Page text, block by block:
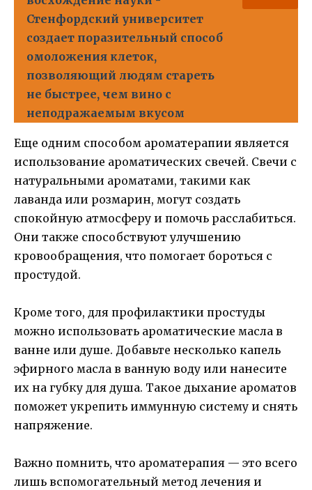
Стенфордский университет
создает поразительный способ
омоложения клеток,
позволяющий людям стареть
не быстрее, чем вино с
неподражаемым вкусом
Еще одним способом ароматерапии является
использование ароматических свечей. Свечи с
натуральными ароматами, такими как
лаванда или розмарин, могут создать
спокойную атмосферу и помочь расслабиться.
Они также способствуют улучшению
кровообращения, что помогает бороться с
простудой.
Кроме того, для профилактики простуды
можно использовать ароматические масла в
ванне или душе. Добавьте несколько капель
эфирного масла в ванную воду или нанесите
их на губку для душа. Такое дыхание ароматов
поможет укрепить иммунную систему и снять
напряжение.
Важно помнить, что ароматерапия — это всего
лишь вспомогательный метод лечения и